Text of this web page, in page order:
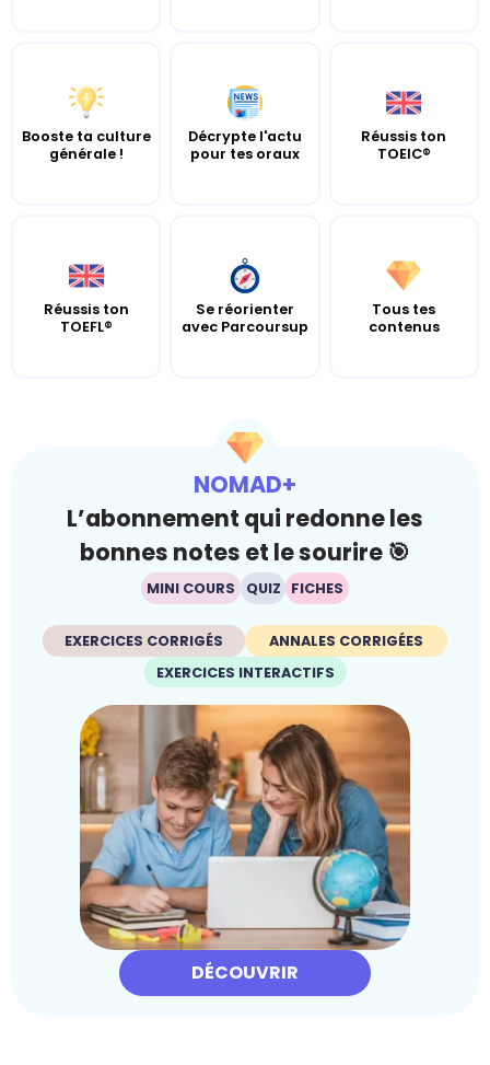
Booste ta culture
générale !
Décrypte l'actu
pour tes oraux
Réussis ton
TOEIC®
Réussis ton
TOEFL®
Se réorienter
avec Parcoursup
Tous tes
contenus
NOMAD+
L’abonnement qui redonne les
bonnes notes et le sourire 🎯
MINI COURS QUIZ FICHES
EXERCICES CORRIGÉS
ANNALES CORRIGÉES
EXERCICES INTERACTIFS
DÉCOUVRIR